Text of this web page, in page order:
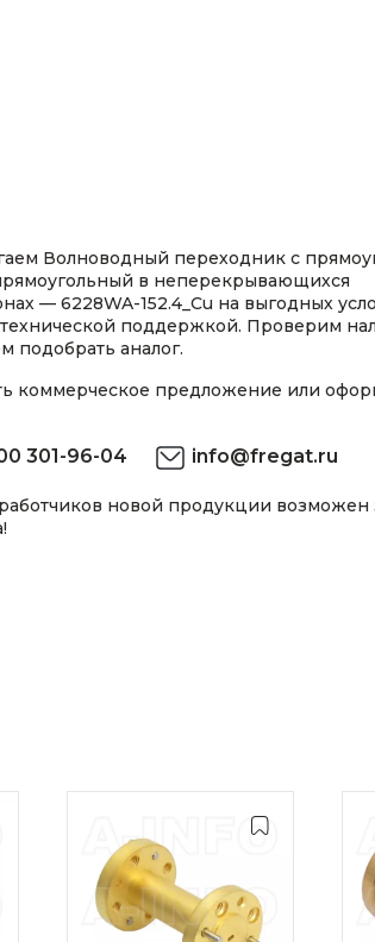
Волноводный переходник с
в неперекрывающихся
— 6228WA-152.4_Cu на выгодных
поддержкой. Проверим
подобрать аналог.
коммерческое предложение или
301-96-04 info@fregat.ru
новой продукции возможен